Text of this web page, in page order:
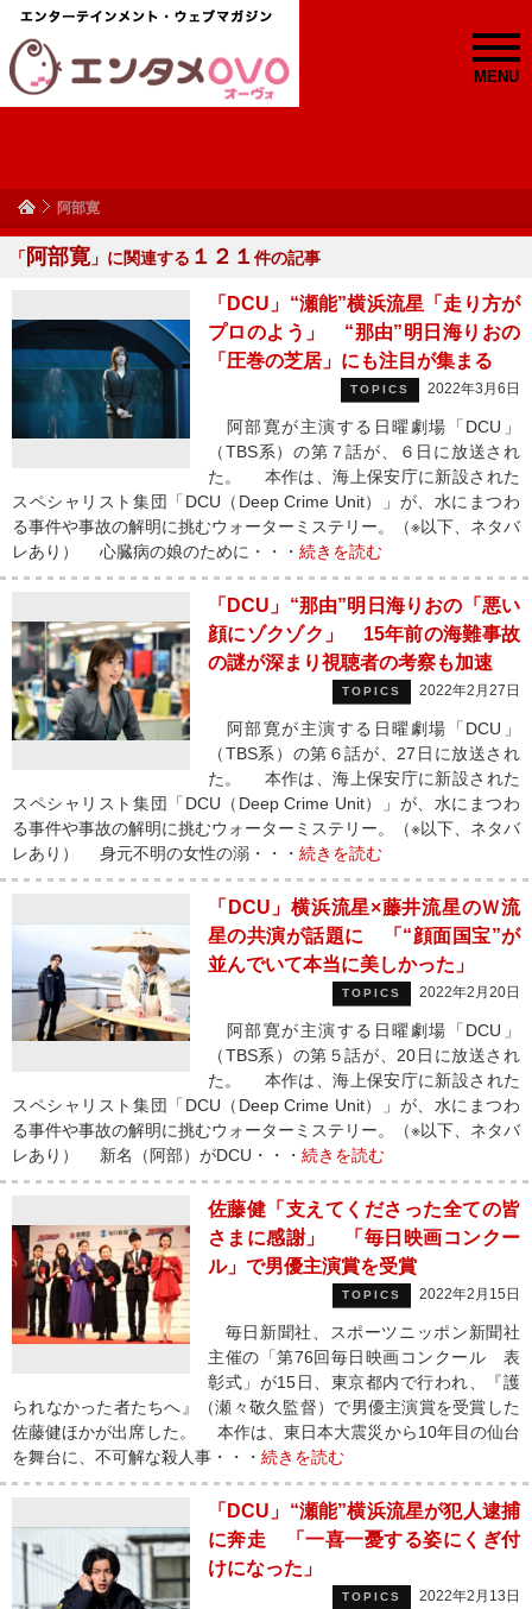
MENU
阿部寛
「 阿部寛」に関連する １２１ 件の記事
「DCU」“瀬能”横浜流星「走り方が
プロのよう」 “那由”明日海りおの
「圧巻の芝居」にも注目が集まる
TOPICS 2022年3月6日
阿部寛が主演する日曜劇場「DCU」
（TBS系）の第７話が、６日に放送され
た。 本作は、海上保安庁に新設された
スペシャリスト集団「DCU（Deep Crime Unit）」が、水にまつわ
る事件や事故の解明に挑むウォーターミステリー。（※以下、ネタバ
レあり） 心臓病の娘のために・・・ 続きを読む
「DCU」“那由”明日海りおの「悪い
顔にゾクゾク」 15年前の海難事故
の謎が深まり視聴者の考察も加速
TOPICS 2022年2月27日
阿部寛が主演する日曜劇場「DCU」
（TBS系）の第６話が、27日に放送され
た。 本作は、海上保安庁に新設された
スペシャリスト集団「DCU（Deep Crime Unit）」が、水にまつわ
る事件や事故の解明に挑むウォーターミステリー。（※以下、ネタバ
レあり） 身元不明の女性の溺・・・ 続きを読む
「DCU」横浜流星×藤井流星のＷ流
星の共演が話題に 「“顔面国宝”が
並んでいて本当に美しかった」
TOPICS 2022年2月20日
阿部寛が主演する日曜劇場「DCU」
（TBS系）の第５話が、20日に放送され
た。 本作は、海上保安庁に新設された
スペシャリスト集団「DCU（Deep Crime Unit）」が、水にまつわ
る事件や事故の解明に挑むウォーターミステリー。（※以下、ネタバ
レあり） 新名（阿部）がDCU・・・ 続きを読む
佐藤健「支えてくださった全ての皆
さまに感謝」 「毎日映画コンクー
ル」で男優主演賞を受賞
TOPICS 2022年2月15日
毎日新聞社、スポーツニッポン新聞社
主催の「第76回毎日映画コンクール 表
彰式」が15日、東京都内で行われ、『護
られなかった者たちへ』（瀬々敬久監督）で男優主演賞を受賞した
佐藤健ほかが出席した。 本作は、東日本大震災から10年目の仙台
を舞台に、不可解な殺人事・・・ 続きを読む
「DCU」“瀬能”横浜流星が犯人逮捕
に奔走 「一喜一憂する姿にくぎ付
けになった」
TOPICS 2022年2月13日